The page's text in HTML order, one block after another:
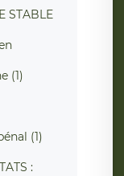
STABLE
(1)
(1)
: